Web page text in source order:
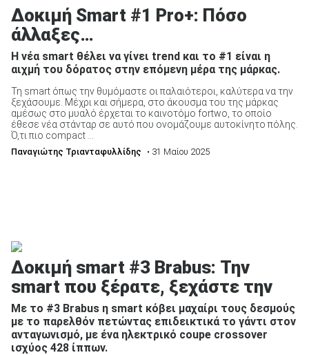
Δοκιμή Smart #1 Pro+: Πόσο
άλλαξες…
Η νέα smart θέλει να γίνει trend και το #1 είναι η
αιχμή του δόρατος στην επόμενη μέρα της μάρκας.
Τη smart όπως την θυμόμαστε οι παλαιότεροι, καλύτερα να την
ξεχάσουμε. Μέχρι και σήμερα, στο άκουσμα του της μάρκας
αμέσως στο μυαλό έρχεται το καινοτόμο fortwo, το οποίο
έθεσε νέα στάνταρ σε αυτό που ονομάζουμε αυτοκίνητο πόλης.
Ό,τι πιο compact ...
Παναγιώτης Τριανταφυλλίδης • 31 Μαίου 2025
Δοκιμή smart #3 Brabus: Την
smart που ξέρατε, ξεχάστε την
Με το #3 Brabus η smart κόβει μαχαίρι τους δεσμούς
με το παρελθόν πετώντας επιδεικτικά το γάντι στον
ανταγωνισμό, με ένα ηλεκτρικό coupe crossover
ισχύος 428 ίππων.